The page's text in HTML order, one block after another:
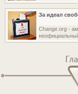
За идеал
Change.org -